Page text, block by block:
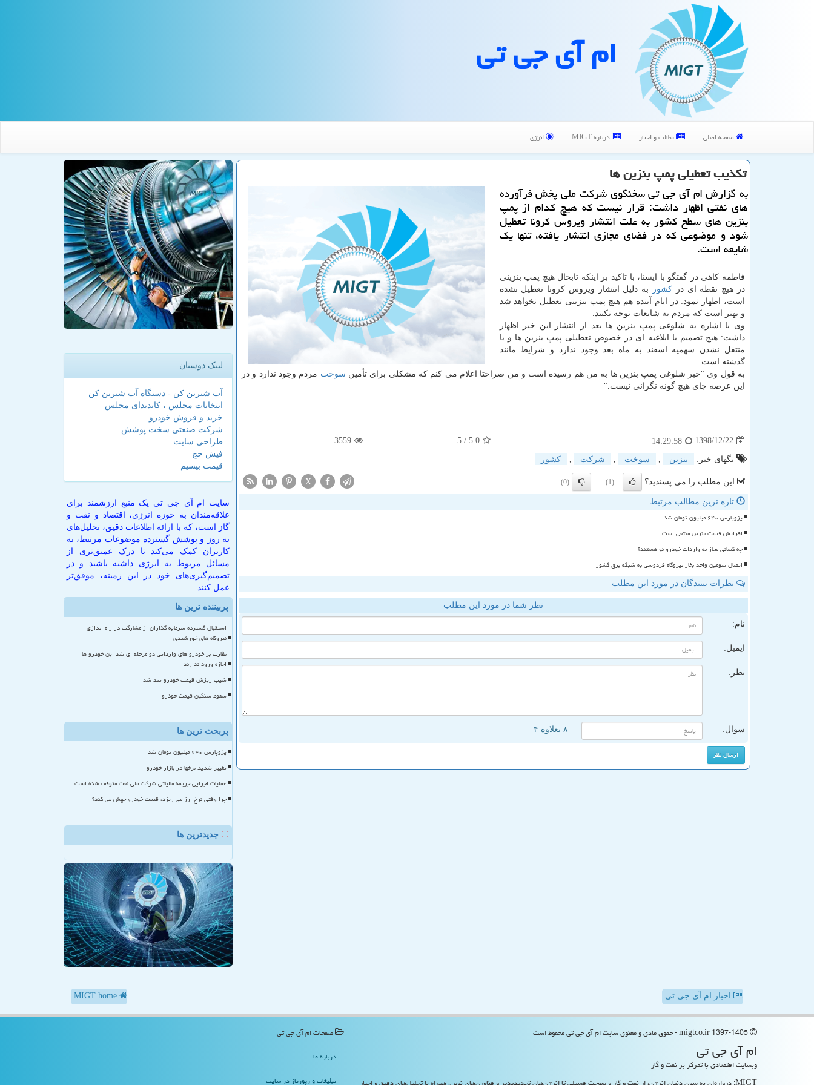
ام آی جی تی
صفحه اصلی مطالب و اخبار درباره MIGT انرژی
تكذیب تعطیلی پمپ بنزین ها
به گزارش ام آی جی تی سخنگوی شركت ملی پخش فرآورده
های نفتی اظهار داشت: قرار نیست كه هیچ كدام از پمپ
بنزین های سطح كشور به علت انتشار ویروس كرونا تعطیل
شود و موضوعی كه در فضای مجازی انتشار یافته، تنها یك
شایعه است.
فاطمه كاهی در گفتگو با ایسنا، با تاكید بر اینكه تابحال هیچ پمپ بنزینی
در هیچ نقطه ای در كشور
به دلیل انتشار ویروس كرونا تعطیل نشده
است، اظهار نمود: در ایام آینده هم هیچ پمپ بنزینی تعطیل نخواهد شد
و بهتر است كه مردم به شایعات توجه نكنند.
وی با اشاره به شلوغی پمپ بنزین ها بعد از انتشار این خبر اظهار
داشت: هیچ تصمیم یا ابلاغیه ای در خصوص تعطیلی پمپ بنزین ها و یا
منتقل نشدن سهمیه اسفند به ماه بعد وجود ندارد و شرایط مانند
گذشته است.
به قول وی "خبر شلوغی پمپ بنزین ها به من هم رسیده است و من صراحتا اعلام می كنم كه مشكلی برای تأمین سوخت مردم وجود ندارد و در
این عرصه جای هیچ گونه نگرانی نیست."
1398/12/22
14:29:58
5.0
/ 5
3559
تگهای خبر: بنزین سوخت شركت كشور
این مطلب را می پسندید؟ (1)
(0)
X
تازه ترین مطالب مرتبط
پژوپارس ۶۴۰ میلیون تومان شد
افزایش قیمت بنزین منتفی است
چه کسانی مجاز به واردات خودرو نو هستند؟
اتصال سومین واحد بخار نیروگاه فردوسی به شبکه برق کشور
نظرات بینندگان در مورد این مطلب
نظر شما در مورد این مطلب
نام:
ایمیل:
نظر:
سوال: = ۸ بعلاوه ۴
لینک دوستان
آب شیرین کن - دستگاه آب شیرین کن
انتخابات مجلس ، کاندیدای مجلس
خرید و فروش خودرو
شرکت صنعتی سخت پوشش
طراحی سایت
فیش حج
قیمت بیسیم
سایت ام آی جی تی یک منبع ارزشمند برای
علاقه‌مندان به حوزه انرژی، اقتصاد و نفت و
گاز است، که با ارائه اطلاعات دقیق، تحلیل‌های
به روز و پوشش گسترده موضوعات مرتبط، به
کاربران کمک می‌کند تا درک عمیق‌تری از
مسائل مربوط به انرژی داشته باشند و در
تصمیم‌گیری‌های خود در این زمینه، موفق‌تر
عمل کنند
پربیننده ترین ها
استقبال گسترده سرمایه گذاران از مشارکت در راه اندازی
نیروگاه های خورشیدی
نظارت بر خودرو های وارداتی دو مرحله ای شد این خودرو ها
اجازه ورود ندارند
شیب ریزش قیمت خودرو تند شد
سقوط سنگین قیمت خودرو
پربحث ترین ها
پژوپارس ۶۴۰ میلیون تومان شد
تغییر شدید نرخها در بازار خودرو
عملیات اجرایی جریمه مالیاتی شرکت ملی نفت متوقف شده است
چرا وقتی نرخ ارز می ریزد، قیمت خودرو جهش می کند؟
جدیدترین ها
اخبار ام آی جی تی
ام آی جی تی
وبسایت اقتصادی با تمرکز بر نفت و گاز
صفحات ام آی جی تی
درباره ما
تبلیغات و رپورتاژ در سایت